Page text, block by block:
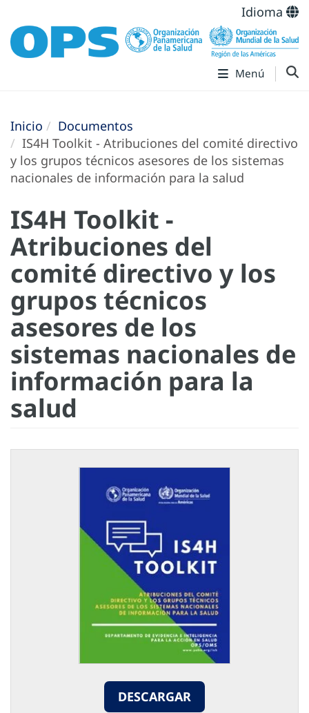
Idioma
Menú
Inicio
Documentos
IS4H Toolkit - Atribuciones del comité directivo
y los grupos técnicos asesores de los sistemas
nacionales de información para la salud
IS4H Toolkit -
Atribuciones del
comité directivo y los
grupos técnicos
asesores de los
sistemas nacionales de
información para la
salud
DESCARGAR